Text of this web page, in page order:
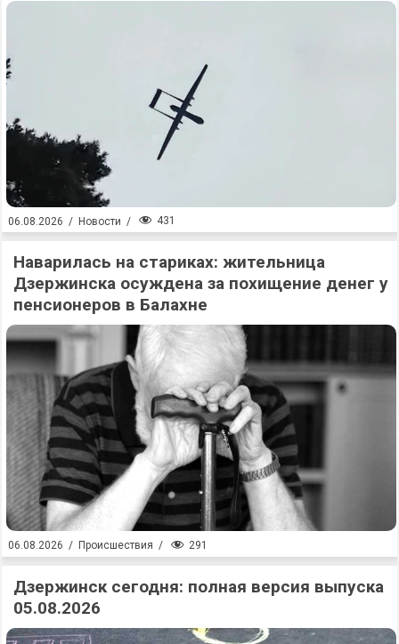
06.08.2026 / Новости / 431
Наварилась на стариках: жительница
Дзержинска осуждена за похищение денег у
пенсионеров в Балахне
06.08.2026 / Происшествия / 291
Дзержинск сегодня: полная версия выпуска
05.08.2026